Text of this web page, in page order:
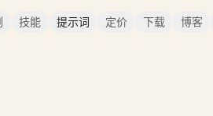
技能 提示词 定价 下载 博客